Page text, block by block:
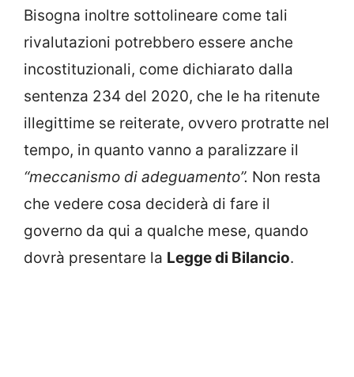
Bisogna inoltre sottolineare come tali
rivalutazioni potrebbero essere anche
incostituzionali, come dichiarato dalla
sentenza 234 del 2020, che le ha ritenute
illegittime se reiterate, ovvero protratte nel
tempo, in quanto vanno a paralizzare il
“meccanismo di adeguamento”. Non resta
che vedere cosa deciderà di fare il
governo da qui a qualche mese, quando
dovrà presentare la Legge di Bilancio.